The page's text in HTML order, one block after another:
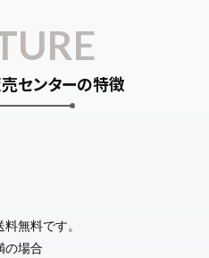
センターの特徴
無料です。
の場合